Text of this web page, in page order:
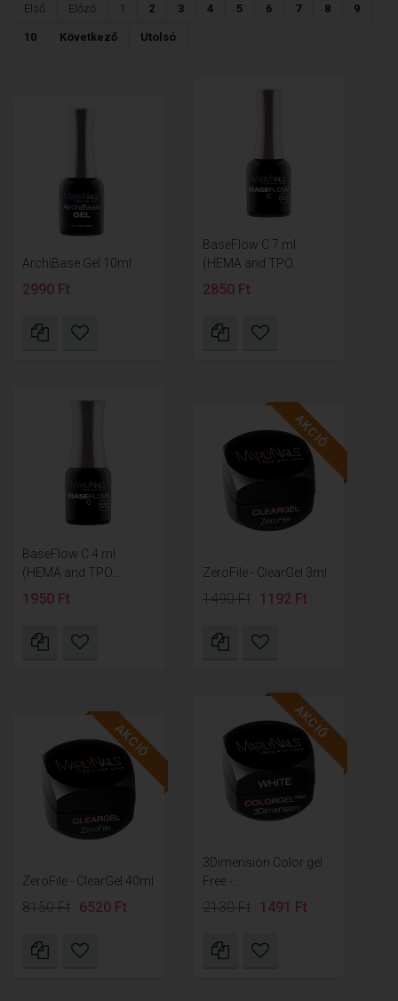
Első Előző 1 2 3 4 5 6 7 8 9
10 Következő Utolsó
ArchiBase Gel 10ml
2990 Ft
BaseFlow C 7 ml
(HEMA and TPO...
2850 Ft
BaseFlow C 4 ml
(HEMA and TPO...
1950 Ft
AKCIÓ
ZeroFile - ClearGel 3ml
1490 Ft 1192 Ft
AKCIÓ
ZeroFile - ClearGel 40ml
8150 Ft 6520 Ft
AKCIÓ
3Dimension Color gel
Free -...
2130 Ft 1491 Ft